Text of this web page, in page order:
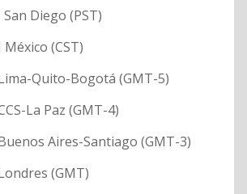
Diego (PST)
México (CST)
Quito-Bogotá (GMT-5)
La Paz (GMT-4)
Aires-Santiago (GMT-3)
(GMT)